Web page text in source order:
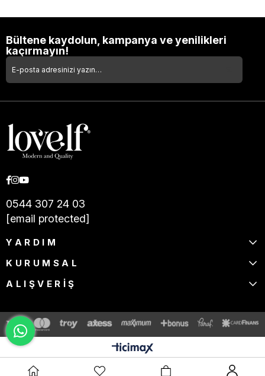
Bültene kaydolun, kampanya ve yenilikleri
kaçırmayın!
0544 307 24 03
[email protected]
YARDIM
KURUMSAL
ALIŞVERİŞ